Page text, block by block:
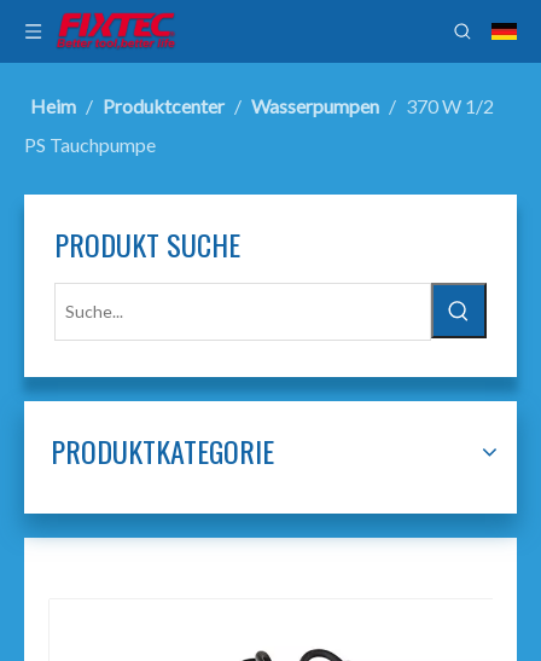
Heim / Produktcenter / Wasserpumpen / 370 W 1/2
PS Tauchpumpe
PRODUKT SUCHE
PRODUKTKATEGORIE